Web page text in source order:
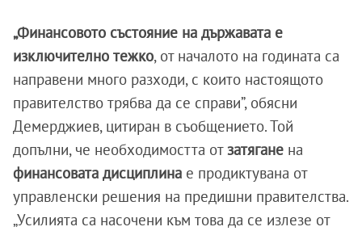
„Финансовото състояние на държавата е
изключително тежко, от началото на годината са
направени много разходи, с които настоящото
правителство трябва да се справи”, обясни
Демерджиев, цитиран в съобщението. Той
допълни, че необходимостта отзатягане на
финансовата дисциплина е продиктувана от
управленски решения на предишни правителства.
„Усилията са насочени към това да се излезе от